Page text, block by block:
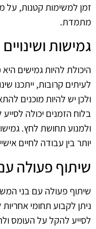
זמן למשימות קטנות,
מתמדת.
גמישות ושינויים
היכולת להיות גמישים
לעיתים קרובות, ייתכנו
ולכן יש להיות מוכנים
בלוח הזמנים יכולה
ולמנוע תחושת לחץ.
יותר בין עבודה לחיים
שיתוף פעולה
שיתוף פעולה עם בני
ניתן לקבוע תחומי
לסייע להקל על העומס